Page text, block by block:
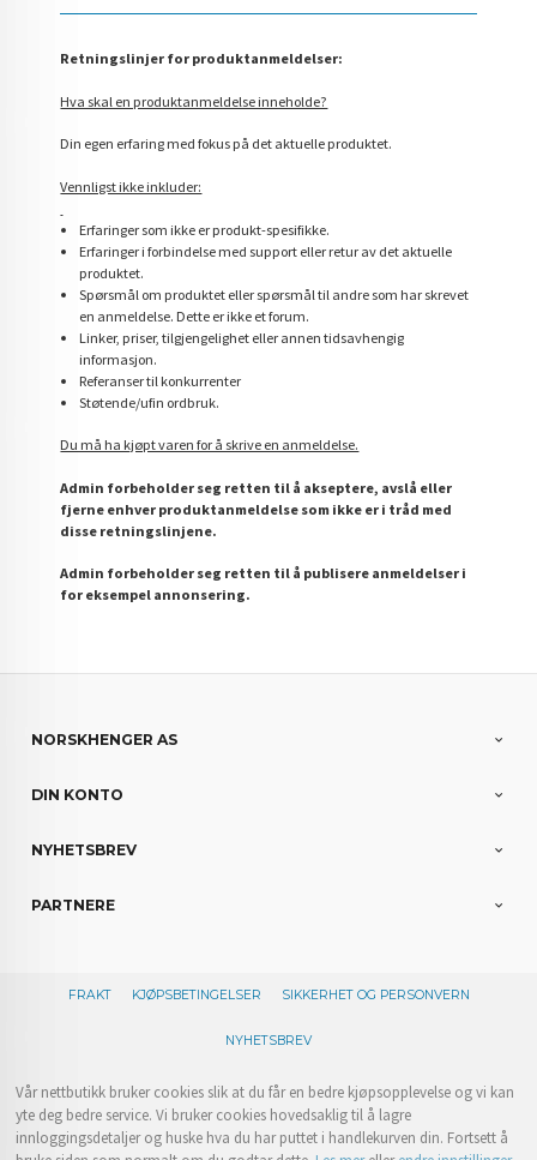
Retningslinjer for produktanmeldelser:
Hva skal en produktanmeldelse inneholde?
Din egen erfaring med fokus på det aktuelle produktet.
Vennligst ikke inkluder:
Erfaringer som ikke er produkt-spesifikke.
Erfaringer i forbindelse med support eller retur av det aktuelle
produktet.
Spørsmål om produktet eller spørsmål til andre som har skrevet
en anmeldelse. Dette er ikke et forum.
Linker, priser, tilgjengelighet eller annen tidsavhengig
informasjon.
Referanser til konkurrenter
Støtende/ufin ordbruk.
Du må ha kjøpt varen for å skrive en anmeldelse.
Admin forbeholder seg retten til å akseptere, avslå eller
fjerne enhver produktanmeldelse som ikke er i tråd med
disse retningslinjene.
Admin forbeholder seg retten til å publisere anmeldelser i
for eksempel annonsering.
NORSKHENGER AS
DIN KONTO
NYHETSBREV
PARTNERE
FRAKT KJØPSBETINGELSER SIKKERHET OG PERSONVERN
NYHETSBREV
Vår nettbutikk bruker cookies slik at du får en bedre kjøpsopplevelse og vi kan
yte deg bedre service. Vi bruker cookies hovedsaklig til å lagre
innloggingsdetaljer og huske hva du har puttet i handlekurven din. Fortsett å